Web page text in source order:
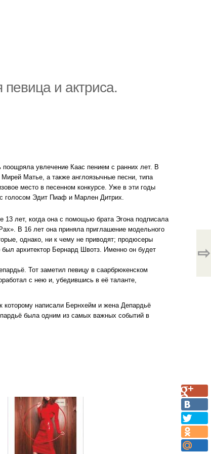
и актриса.
увлечение Каас пением с ранних лет. В
Матье, а также англоязычные песни, типа
место в песенном конкурсе. Уже в эти годы
голосом Эдит Пиаф и Марлен Дитрих.
лет, когда она с помощью брата Эгона подписала
В 16 лет она приняла приглашение модельного
однако, ни к чему не приводят; продюсеры
архитектор Бернард Швотз. Именно он будет
Тот заметил певицу в саарбрюкенском
с нею и, убедившись в её таланте,
которому написали Бернхейм и жена Депардьё
была одним из самых важных событий в
⇨